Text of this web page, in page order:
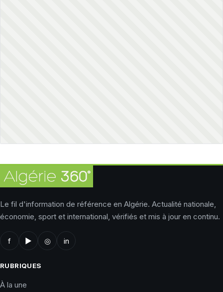
Le fil d'information de référence en Algérie. Actualité nationale,
économie, sport et international, vérifiés et mis à jour en continu.
f ▶ ◎ in
RUBRIQUES
À la une